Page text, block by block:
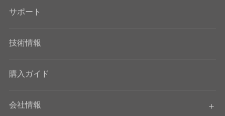
サポート
技術情報
購入ガイド
会社情報